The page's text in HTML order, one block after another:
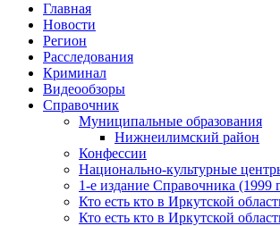
Главная
Новости
Регион
Расследования
Криминал
Видеообзоры
Справочник
Муниципальные образования
Нижнеилимский район
Конфессии
Национально-культурные
1-е издание Справочника (1999
Кто есть кто в Иркутской
Кто есть кто в Иркутской